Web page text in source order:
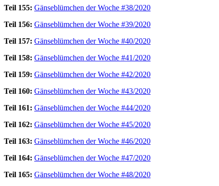
Teil 155: Gänseblümchen der Woche #38/2020
Teil 156: Gänseblümchen der Woche #39/2020
Teil 157: Gänseblümchen der Woche #40/2020
Teil 158: Gänseblümchen der Woche #41/2020
Teil 159: Gänseblümchen der Woche #42/2020
Teil 160: Gänseblümchen der Woche #43/2020
Teil 161: Gänseblümchen der Woche #44/2020
Teil 162: Gänseblümchen der Woche #45/2020
Teil 163: Gänseblümchen der Woche #46/2020
Teil 164: Gänseblümchen der Woche #47/2020
Teil 165: Gänseblümchen der Woche #48/2020